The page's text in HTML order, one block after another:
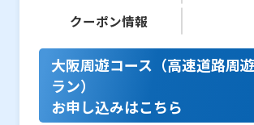
クーポン情報
大阪周遊コース（高速道路周
ラン）
お申し込みはこちら